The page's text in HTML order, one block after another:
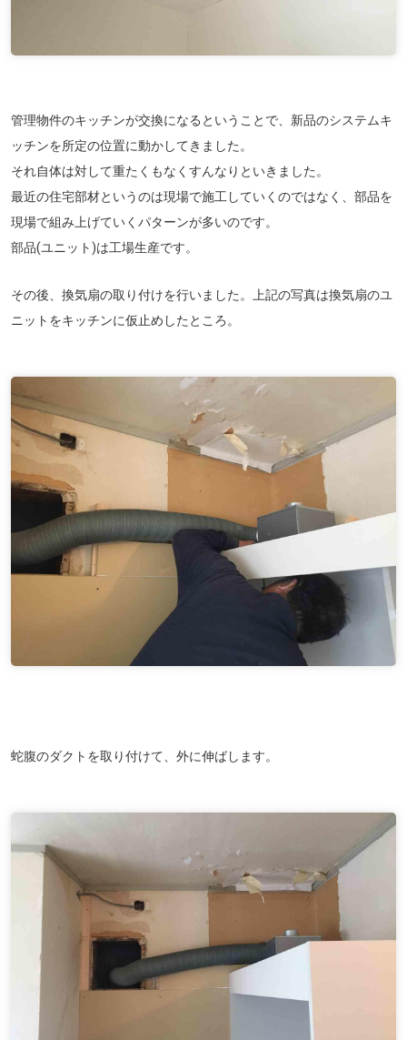
管理物件のキッチンが交換になるということで、新品のシステムキ
ッチンを所定の位置に動かしてきました。
それ自体は対して重たくもなくすんなりといきました。
最近の住宅部材というのは現場で施工していくのではなく、部品を
現場で組み上げていくパターンが多いのです。
部品(ユニット)は工場生産です。
その後、換気扇の取り付けを行いました。上記の写真は換気扇のユ
ニットをキッチンに仮止めしたところ。
蛇腹のダクトを取り付けて、外に伸ばします。